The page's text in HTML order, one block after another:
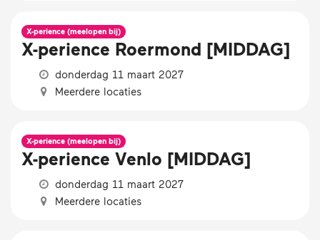
X-perience (meelopen bij)
X-perience Roermond [MIDDAG]
donderdag 11 maart 2027
Meerdere locaties
X-perience (meelopen bij)
X-perience Venlo [MIDDAG]
donderdag 11 maart 2027
Meerdere locaties